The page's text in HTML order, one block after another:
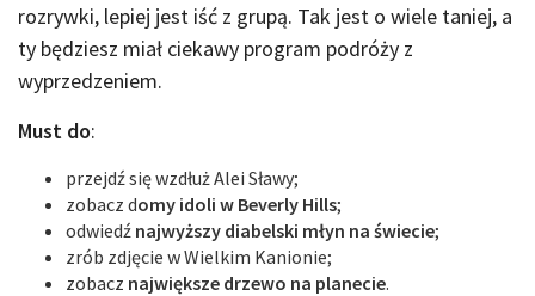
rozrywki, lepiej jest iść z grupą. Tak jest o wiele taniej, a
ty będziesz miał ciekawy program podróży z
wyprzedzeniem.
Must do:
przejdź się wzdłuż Alei Sławy;
zobacz domy idoli w Beverly Hills;
odwiedź najwyższy diabelski młyn na świecie;
zrób zdjęcie w Wielkim Kanionie;
zobacz największe drzewo na planecie.